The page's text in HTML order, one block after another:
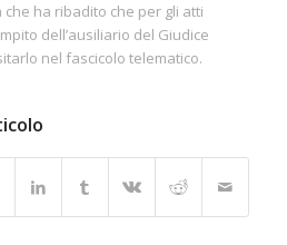
ha ribadito che per gli atti
dell’ausiliario del Giudice
nel fascicolo telematico.